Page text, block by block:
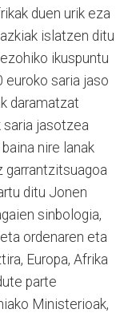
duen urik eza
islatzen ditu
ikuspuntu
euroko saria jaso
daramatzat
saria jasotzea
nire lanak
garrantzitsuagoa
ditu Jonen
sinbologia,
ordenaren eta
Europa, Afrika
parte
Ministerioak,